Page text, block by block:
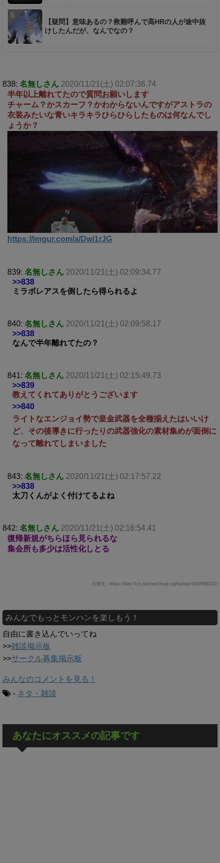
【疑問】意味あるの？救難呼んで高HRの人が途中抜
けしたんだが、なんでなの？
838: 名無しさん 2020/11/21(土) 02:07:36.74
半年以上離れてたので質問お願いします
チャーム？かスカーフ？かわからないんですがアストラの
衣装みたいな青いキラキラひらひらしたものは何なんでし
ょうか？
https://imgur.com/a/Dwi1rJG
839: 名無しさん 2020/11/21(土) 02:09:34.77
>>838
ミラボレアスを倒したら得られるよ
840: 名無しさん 2020/11/21(土) 02:09:58.17
>>838
なんで半年離れてたの？
841: 名無しさん 2020/11/21(土) 02:15:49.73
>>839
教えてくれてありがとうございます
>>840
ライトなエンジョイ勢で皇金武器を全種揃えたはいいけ
ど、その後導きに行ったりの武器強化の素材集めが面倒に
なって離れてしまいました
843: 名無しさん 2020/11/21(土) 02:17:57.22
>>838
太刀くんがよく付けてるよね
842: 名無しさん 2020/11/21(土) 02:16:54.41
復帰新規がちらほら見られるな
集会所も多少は活性化しとる
引用元：https://fate.5ch.net/test/read.cgi/hunter/1605599231/
みんなでもっとモンハンを楽しもう！
自由に書き込んでいってね
>>雑談掲示板
>>サークル募集掲示板
みんなのコメントを見る！
- ネタ・雑談
あなたにオススメの記事です